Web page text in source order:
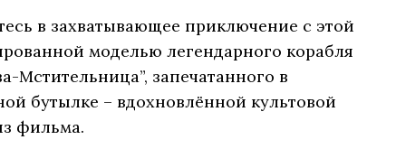
в захватывающее приключение с этой
моделью легендарного корабля
Мстительница”, запечатанного в
бутылке – вдохновлённой культовой
фильма.